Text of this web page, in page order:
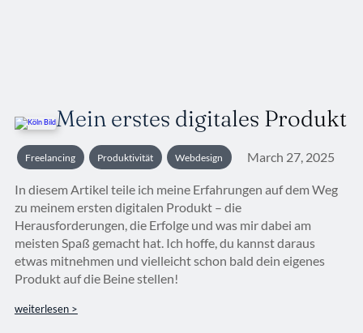
Mein erstes digitales Produkt
Freelancing Produktivität Webdesign March 27, 2025
In diesem Artikel teile ich meine Erfahrungen auf dem Weg
zu meinem ersten digitalen Produkt – die
Herausforderungen, die Erfolge und was mir dabei am
meisten Spaß gemacht hat. Ich hoffe, du kannst daraus
etwas mitnehmen und vielleicht schon bald dein eigenes
Produkt auf die Beine stellen!
weiterlesen >